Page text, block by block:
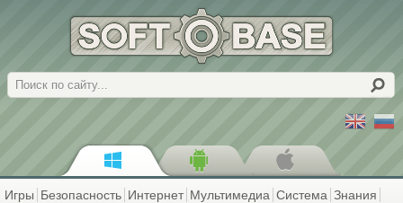
Поиск
Игры Безопасность Интернет Мультимедиа Система Знания